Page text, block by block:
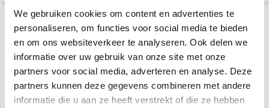
We gebruiken cookies om content en advertenties te
personaliseren, om functies voor social media te bieden
en om ons websiteverkeer te analyseren. Ook delen we
informatie over uw gebruik van onze site met onze
partners voor social media, adverteren en analyse. Deze
partners kunnen deze gegevens combineren met andere
informatie die u aan ze heeft verstrekt of die ze hebben